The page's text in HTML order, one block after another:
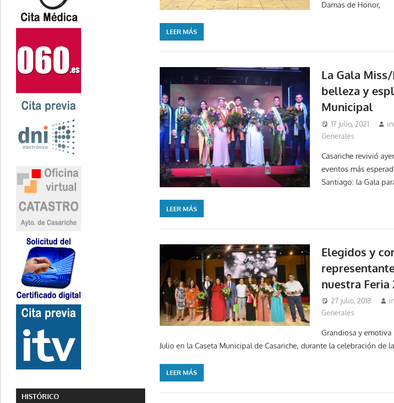
Damas de Honor,
LEER MÁS
La Gala
belleza y
Municipal
17 julio, 2021
Generales
Casariche revivió
eventos más
Santiago: la Gala
LEER MÁS
Elegidos y
nuestra Feria
27 julio, 2018
Generales
Grandiosa y
Julio en la Caseta Municipal de Casariche, durante la celebración de
LEER MÁS
HISTÓRICO